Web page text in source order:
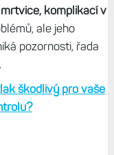
komplikací v
ale jeho
pozornosti, řada
škodlivý pro vaše